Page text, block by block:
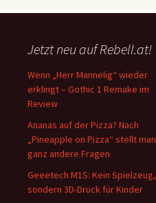
Jetzt neu auf Rebell.at!
Wenn „Herr Mannelig“ wieder
erklingt – Gothic 1 Remake im
Review
Ananas auf der Pizza? Nach
„Pineapple on Pizza“ stellt man
ganz andere Fragen
Geeetech M1S: Kein Spielzeug,
sondern 3D-Druck für Kinder